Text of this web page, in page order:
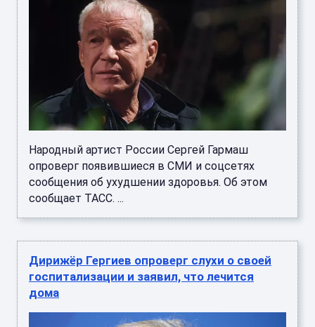
Народный артист России Сергей Гармаш
опроверг появившиеся в СМИ и соцсетях
сообщения об ухудшении здоровья. Об этом
сообщает ТАСС. ...
Дирижёр Гергиев опроверг слухи о своей
госпитализации и заявил, что лечится
дома